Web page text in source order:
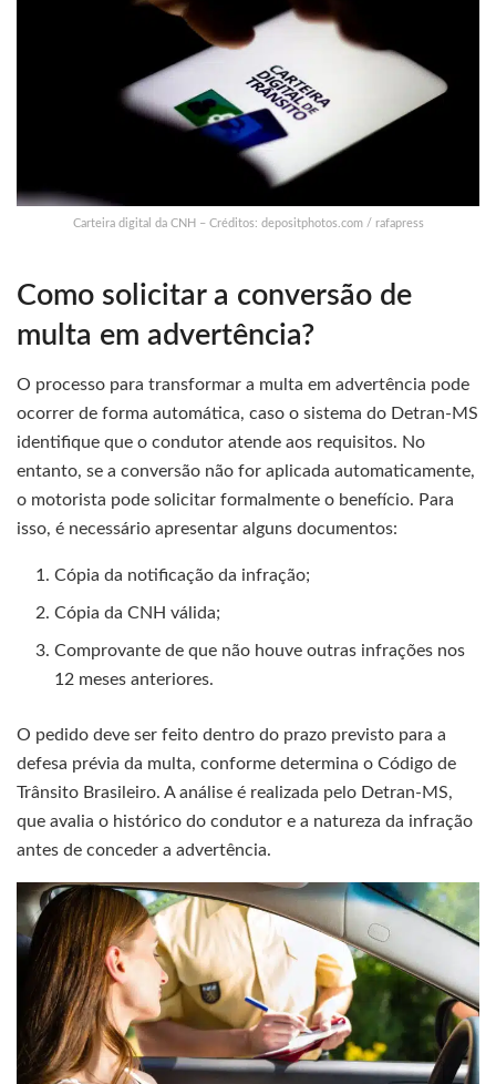
Carteira digital da CNH – Créditos: depositphotos.com / rafapress
Como solicitar a conversão de
multa em advertência?
O processo para transformar a multa em advertência pode
ocorrer de forma automática, caso o sistema do Detran-MS
identifique que o condutor atende aos requisitos. No
entanto, se a conversão não for aplicada automaticamente,
o motorista pode solicitar formalmente o benefício. Para
isso, é necessário apresentar alguns documentos:
Cópia da notificação da infração;
Cópia da CNH válida;
Comprovante de que não houve outras infrações nos
12 meses anteriores.
O pedido deve ser feito dentro do prazo previsto para a
defesa prévia da multa, conforme determina o Código de
Trânsito Brasileiro. A análise é realizada pelo Detran-MS,
que avalia o histórico do condutor e a natureza da infração
antes de conceder a advertência.